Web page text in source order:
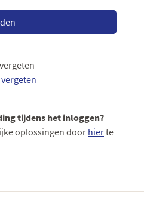
vergeten
tijdens het inloggen?
oplossingen door hierte